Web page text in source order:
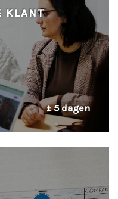
KLANT
± 5 dagen